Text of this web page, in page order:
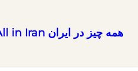
همه چیز در ایران All in Iran